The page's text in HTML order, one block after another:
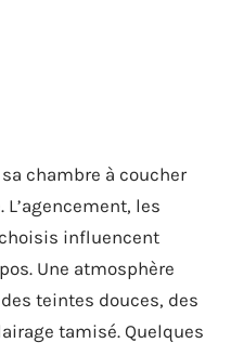
chambre à coucher
L’agencement, les
influencent
Une atmosphère
teintes douces, des
tamisé. Quelques